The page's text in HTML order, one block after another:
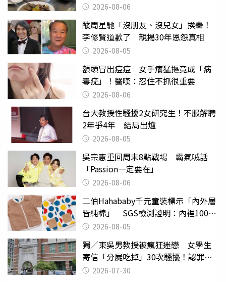
2026-08-06
酸周星馳「沒朋友、沒兒女」挨轟！
李修賢道歉了 親揭30年恩怨真相
2026-08-05
額頭冒出痘痘 女手癢猛摳竟成「病
毒疣」！醫嘆：忍住不抓很重要
2026-08-06
台大教授性騷擾2女研究生！不服解聘
2年爭4年 結局出爐
2026-08-05
吳宗憲重回周末8點戰場 霸氣喊話
「Passion一定要在」
2026-08-06
二伯Hahababy千元童裝標示「內外層
皆純棉」 SGS檢測證明：內裡100%
聚酯纖維
2026-08-05
獨／東吳男教授被瘋狂迷戀 女學生
寄信「分屍吃掉」30次騷擾！認罪免
關 2026-07-30